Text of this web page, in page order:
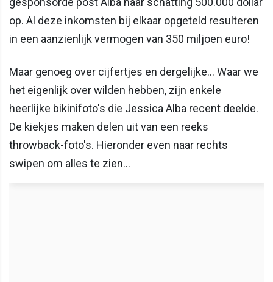
op. Al deze inkomsten bij elkaar opgeteld resulteren
in een aanzienlijk vermogen van 350 miljoen euro!
Maar genoeg over cijfertjes en dergelijke... Waar we
het eigenlijk over wilden hebben, zijn enkele
heerlijke bikinifoto's die Jessica Alba recent deelde.
De kiekjes maken delen uit van een reeks
throwback-foto's. Hieronder even naar rechts
swipen om alles te zien...